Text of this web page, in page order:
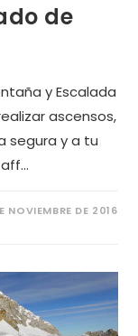
de
y Escalada
ascensos,
segura y a tu
NOVIEMBRE DE 2016